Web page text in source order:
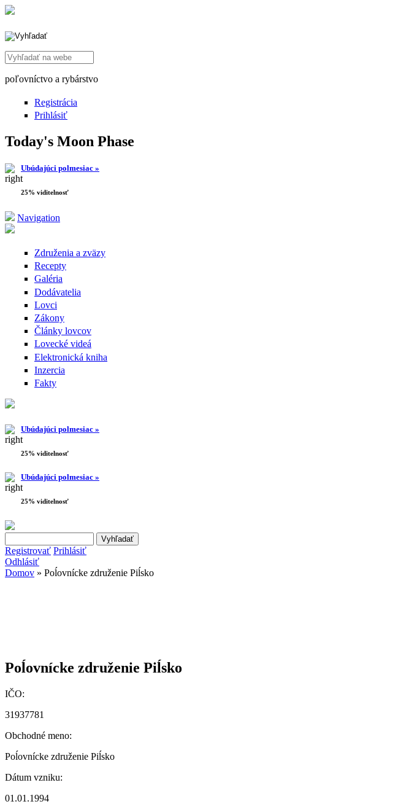
Search this site
poľovníctvo a rybárstvo
Registrácia
Prihlásiť
Today's Moon Phase
Ubúdajúci polmesiac »
25% viditelnosť
Navigation
Združenia a zväzy
Recepty
Galéria
Dodávatelia
Lovci
Zákony
Články lovcov
Lovecké videá
Elektronická kniha
Inzercia
Fakty
Ubúdajúci polmesiac »
25% viditelnosť
Ubúdajúci polmesiac »
25% viditelnosť
Vyhľadávanie
Registrovať Prihlásiť
Odhlásiť
Domov » Poĺovnícke združenie Piĺsko
Poĺovnícke združenie Piĺsko
IČO:
31937781
Obchodné meno:
Poĺovnícke združenie Piĺsko
Dátum vzniku:
01.01.1994